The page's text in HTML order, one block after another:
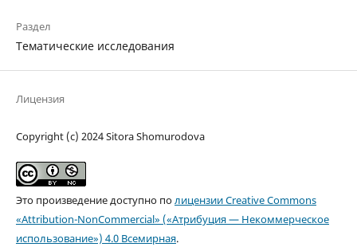
Раздел
Тематические исследования
Лицензия
Copyright (c) 2024 Sitora Shomurodova
Это произведение доступно полицензии Creative Commons
«Attribution-NonCommercial» («Атрибуция — Некоммерческое
использование») 4.0 Всемирная.